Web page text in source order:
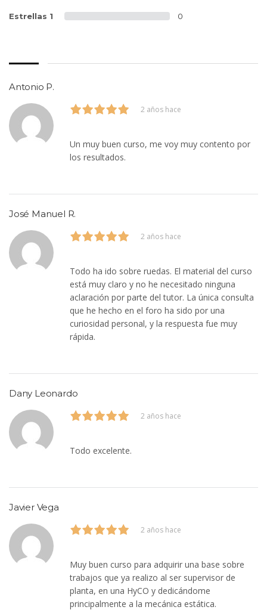
Estrellas 1 0
Antonio P.
2 años hace
Un muy buen curso, me voy muy contento por
los resultados.
José Manuel R.
2 años hace
Todo ha ido sobre ruedas. El material del curso
está muy claro y no he necesitado ninguna
aclaración por parte del tutor. La única consulta
que he hecho en el foro ha sido por una
curiosidad personal, y la respuesta fue muy
rápida.
Dany Leonardo
2 años hace
Todo excelente.
Javier Vega
2 años hace
Muy buen curso para adquirir una base sobre
trabajos que ya realizo al ser supervisor de
planta, en una HyCO y dedicándome
principalmente a la mecánica estática.